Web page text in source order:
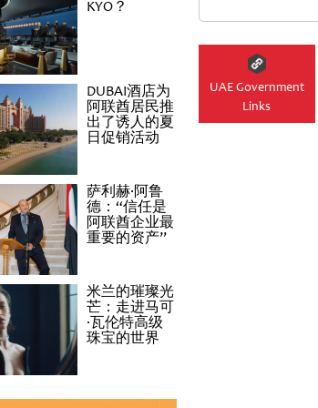
KYO？
DUBAI酒店为
阿联酋居民推
出了诱人的夏
日促销活动
萨利赫·阿鲁
德：“信任是
阿联酋企业最
重要的资产”
米兰的璀璨光
芒：走进马可
·瓦伦特高级
珠宝的世界
UAE Government
Links